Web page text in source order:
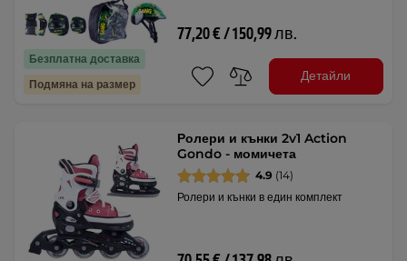
Безплатна доставка
Подмяна на размер
77,20 € / 150,99 лв.
Детайли
Ролери и кънки 2v1 Action
Gondo - момичета
4.9 (14)
Ролери и кънки в един комплект